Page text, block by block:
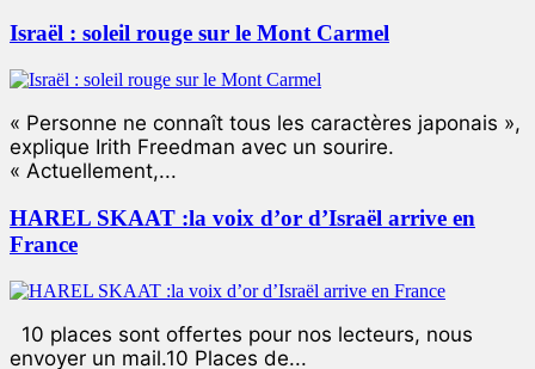
Israël : soleil rouge sur le Mont Carmel
« Personne ne connaît tous les caractères japonais »,
explique Irith Freedman avec un sourire.
« Actuellement,...
HAREL SKAAT :la voix d’or d’Israël arrive en
France
10 places sont offertes pour nos lecteurs, nous
envoyer un mail.10 Places de...